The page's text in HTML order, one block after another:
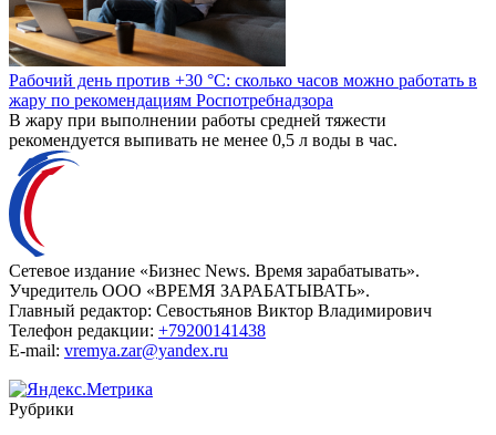
Рабочий день против +30 °C: сколько часов можно работать в
жару по рекомендациям Роспотребнадзора
В жару при выполнении работы средней тяжести
рекомендуется выпивать не менее 0,5 л воды в час.
Сетевое издание «Бизнес News. Время зарабатывать».
Учредитель ООО «ВРЕМЯ ЗАРАБАТЫВАТЬ».
Главный редактор: Севостьянов Виктор Владимирович
Телефон редакции: +79200141438
E-mail: vremya.zar@yandex.ru
Рубрики